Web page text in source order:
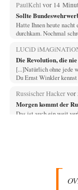
PaulKehl vor 14
Sollte
Hatte Ihnen heute
durchkam. Nochmal
LUCiD
Die Revolution, die
[...]Natürlich ohne jede
Du Ernst Winkler
Russischer Hackervor
Morgen kommt der
Das ist auch ein weit
westliche
vor 6